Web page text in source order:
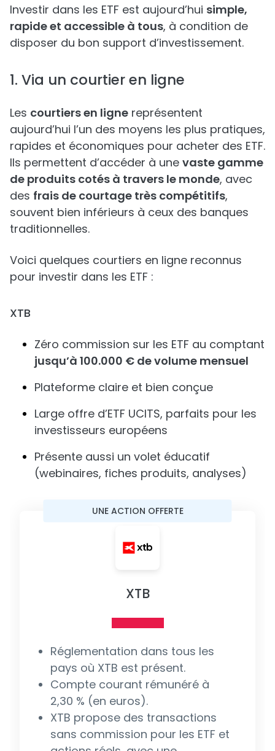
Investir dans les ETF est aujourd’hui simple,
rapide et accessible à tous, à condition de
disposer du bon support d’investissement.
1. Via un courtier en ligne
Les courtiers en ligne représentent
aujourd’hui l’un des moyens les plus pratiques,
rapides et économiques pour acheter des ETF.
Ils permettent d’accéder à une vaste gamme
de produits cotés à travers le monde, avec
des frais de courtage très compétitifs,
souvent bien inférieurs à ceux des banques
traditionnelles.
Voici quelques courtiers en ligne reconnus
pour investir dans les ETF :
XTB
Zéro commission sur les ETF au comptant
jusqu’à 100.000 € de volume mensuel
Plateforme claire et bien conçue
Large offre d’ETF UCITS, parfaits pour les
investisseurs européens
Présente aussi un volet éducatif
(webinaires, fiches produits, analyses)
UNE ACTION OFFERTE
XTB
Réglementation dans tous les
pays où XTB est présent.
Compte courant rémunéré à
2,30 % (en euros).
XTB propose des transactions
sans commission pour les ETF et